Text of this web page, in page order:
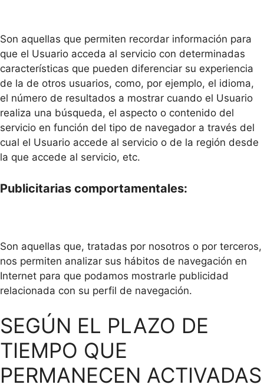
Son aquellas que permiten recordar información para
que el Usuario acceda al servicio con determinadas
características que pueden diferenciar su experiencia
de la de otros usuarios, como, por ejemplo, el idioma,
el número de resultados a mostrar cuando el Usuario
realiza una búsqueda, el aspecto o contenido del
servicio en función del tipo de navegador a través del
cual el Usuario accede al servicio o de la región desde
la que accede al servicio, etc.
Publicitarias comportamentales:
Son aquellas que, tratadas por nosotros o por terceros,
nos permiten analizar sus hábitos de navegación en
Internet para que podamos mostrarle publicidad
relacionada con su perfil de navegación.
SEGÚN EL PLAZO DE
TIEMPO QUE
PERMANECEN ACTIVADAS